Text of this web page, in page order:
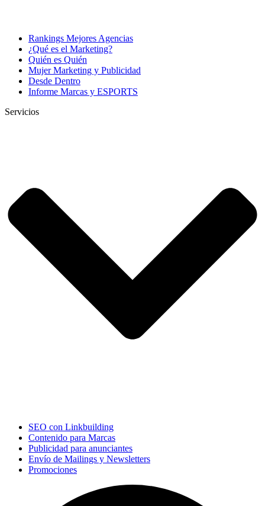
Rankings Mejores Agencias
¿Qué es el Marketing?
Quién es Quién
Mujer Marketing y Publicidad
Desde Dentro
Informe Marcas y ESPORTS
Servicios
SEO con Linkbuilding
Contenido para Marcas
Publicidad para anunciantes
Envío de Mailings y Newsletters
Promociones